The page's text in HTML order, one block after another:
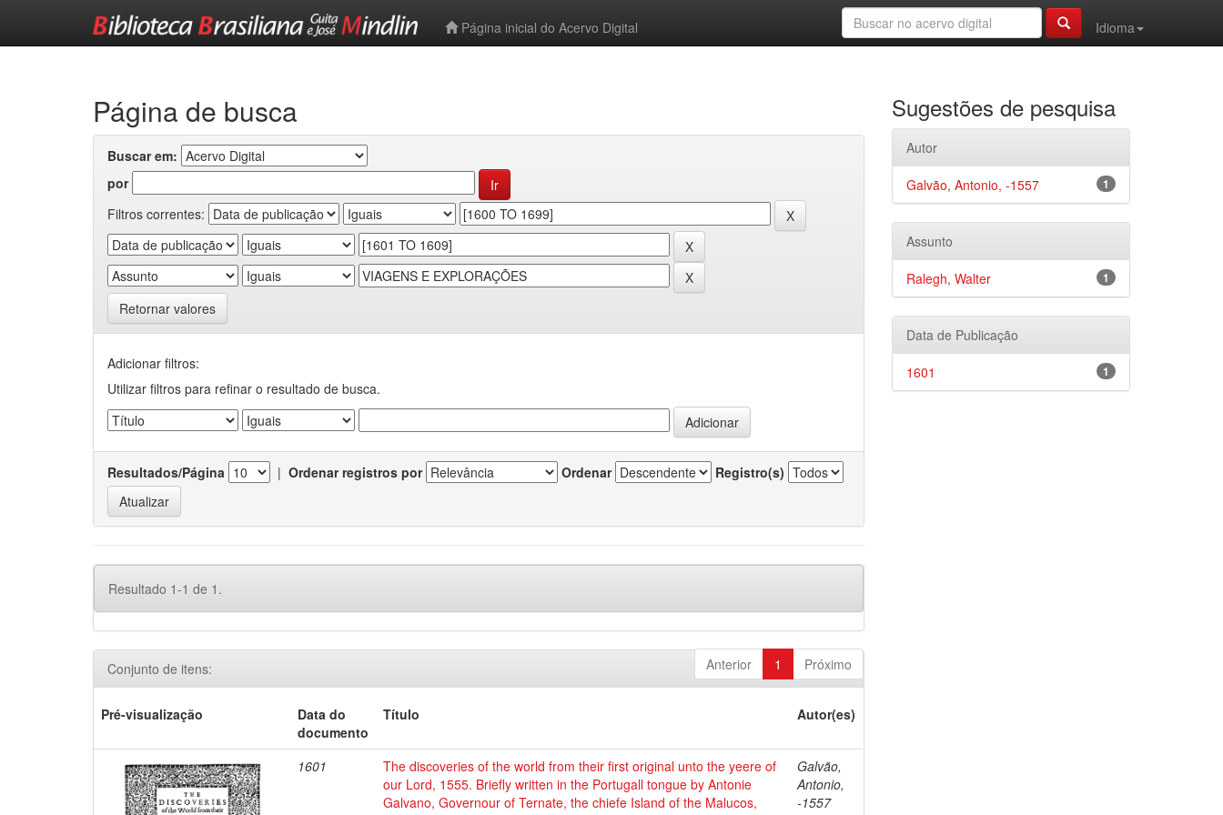
Página inicial do Acervo Digital
Idioma
Página de busca
Buscar em:
por
Filtros correntes:
Retornar valores
Adicionar filtros:
Utilizar filtros para refinar o resultado de busca.
Resultados/Página | Ordenar registros por Ordenar Registro(s)
Resultado 1-1 de 1.
Anterior 1 Próximo
Conjunto de itens:
Pré-visualização
Data do
documento
Título Autor(es)
1601
The discoveries of the world from their first original unto the yeere of
our Lord, 1555. Briefly written in the Portugall tongue by Antonie
Galvano, Governour of Ternate, the chiefe Island of the Malucos,
Galvão,
Antonio,
-1557
Sugestões de pesquisa
Autor
1
Galvão, Antonio, -1557
Assunto
1
Ralegh, Walter
Data de Publicação
1
1601